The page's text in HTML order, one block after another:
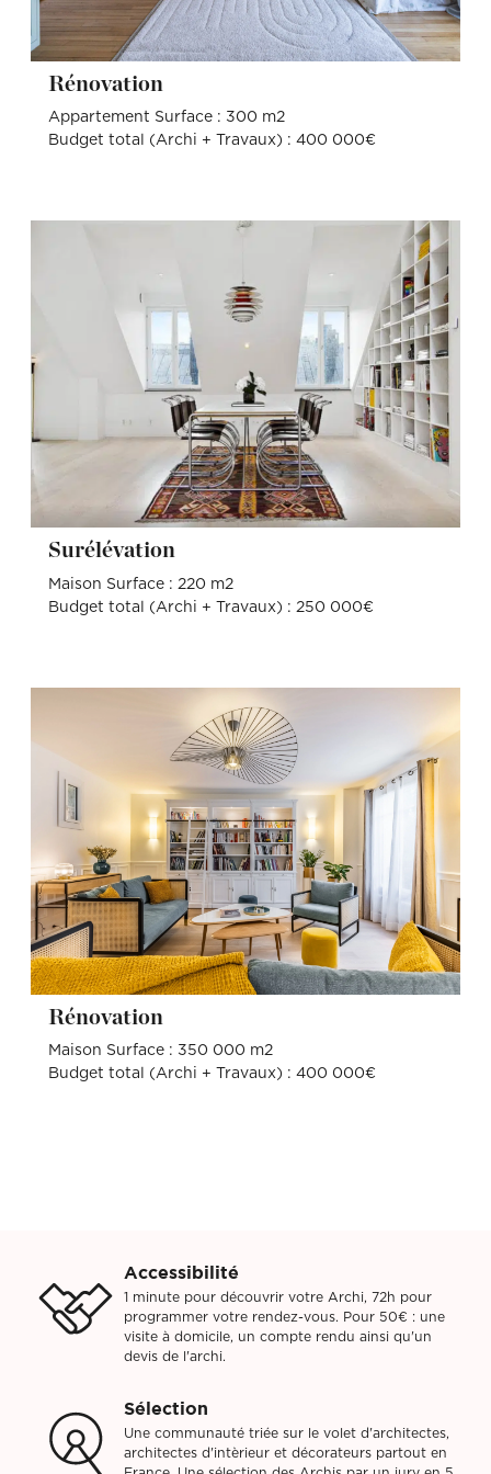
Rénovation
Appartement Surface : 300 m2
Budget total (Archi + Travaux) : 400 000€
Surélévation
Maison Surface : 220 m2
Budget total (Archi + Travaux) : 250 000€
Rénovation
Maison Surface : 350 000 m2
Budget total (Archi + Travaux) : 400 000€
Accessibilité
1 minute pour découvrir votre Archi, 72h pour
programmer votre rendez-vous. Pour 50€ : une
visite à domicile, un compte rendu ainsi qu'un
devis de l'archi.
Sélection
Une communauté triée sur le volet d'architectes,
architectes d'intèrieur et décorateurs partout en